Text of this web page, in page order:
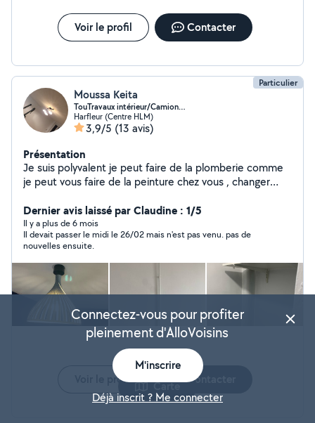
Voir le profil Contacter
Particulier
Moussa Keita
TouTravaux intérieur/Camion…
Harfleur (Centre HLM)
3,9/5 (13 avis)
Présentation
Je suis polyvalent je peut faire de la plomberie comme
je peut vous faire de la peinture chez vous , changer
des meubles à bas prix changer des ampoules et des
prises n'hésitez pas pour toute questions. Je suis
véhiculé je peut récupérer vos meuble en camion au
magasin ou vous accompagnée vous déposer sur l'île de
France ou d'autres endroits. Vous dépanner sur votre
véhicule en panne. Multifonctions
Dernier avis laissé par Claudine : 1/5
Il y a plus de 6 mois
Il devait passer le midi le 26/02 mais n'est pas venu. pas de
nouvelles ensuite.
Voir le profil Contacter
Carte
Connectez-vous pour profiter
pleinement d'AlloVoisins
M'inscrire
Déjà inscrit ? Me connecter